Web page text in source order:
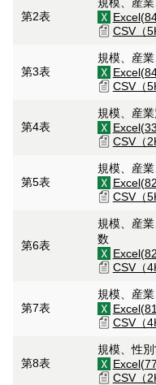
第2表
CSV（
第3表
規模、産
CSV（
第4表
規模、産
CSV（
第5表
規模、産
CSV（
第6表
規模、産
数
CSV（
第7表
規模、産
CSV（
第8表
規模、性
CSV（